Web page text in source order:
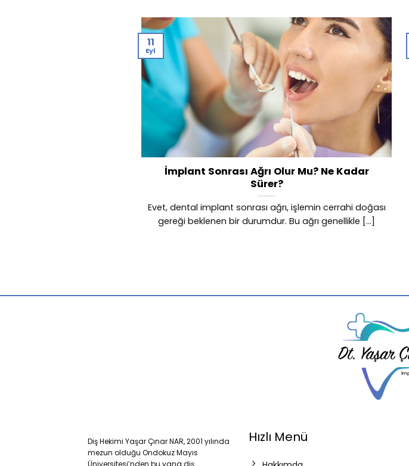
İmplant Sonrası Ağrı Olur Mu? Ne Kadar
Sürer?
Evet, dental implant sonrası ağrı, işlemin cerrahi doğası
gereği beklenen bir durumdur. Bu ağrı genellikle [...]
11
Eyl
Diş Hekimi Yaşar Çınar NAR, 2001 yılında
mezun olduğu Ondokuz Mayıs
Hızlı Menü